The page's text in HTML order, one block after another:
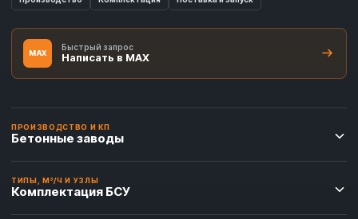
MAX
Быстрый запрос
Написать в MAX
ПРОИЗВОДСТВО И КП
Бетонные заводы
ТИПЫ, М³/Ч И УЗЛЫ
Комплектация БСУ